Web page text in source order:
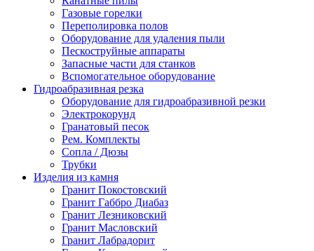
Газовые горелки
Переполировка полов
Оборудование для удаления пыли
Пескоструйные аппараты
Запасные части для станков
Вспомогательное оборудование
Гидроабразивная резка
Оборудование для гидроабразивной резки
Электрокорунд
Гранатовый песок
Рем. Комплекты
Сопла / Дюзы
Трубки
Изделия из камня
Гранит Покостовский
Гранит Габбро Диабаз
Гранит Лезниковский
Гранит Масловский
Гранит Лабрадорит